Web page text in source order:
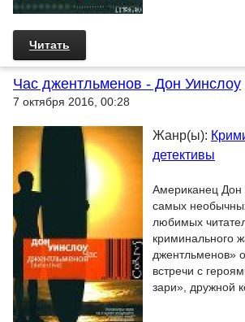
Читать
Час джентльменов - Дон Уинслоу
7 октября 2016, 00:28
Жанр(ы):
детективы
Американец
самых
любимых
криминального
джентльменов»
встречи с
зари», дружной